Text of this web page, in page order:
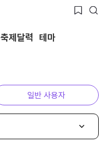
축제달력 테마
일반 사용자